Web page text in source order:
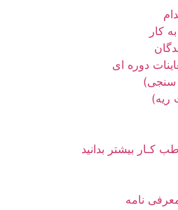
کار
دوره ای
سنجی)
ریه)
کـار بیشتر بدانید
نامه